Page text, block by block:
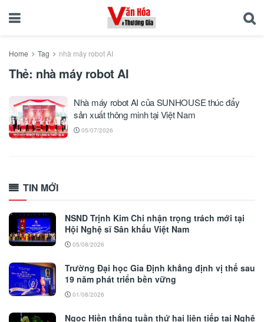
Home Tag nhà máy robot AI
Thẻ: nhà máy robot AI
Nhà máy robot AI của SUNHOUSE thúc đẩy
sản xuất thông minh tại Việt Nam
05/07/2026
TIN MỚI
NSND Trịnh Kim Chi nhận trọng trách mới tại
Hội Nghệ sĩ Sân khấu Việt Nam
05/08/2026
Trường Đại học Gia Định khẳng định vị thế sau
19 năm phát triển bền vững
01/08/2026
Ngọc Hiền thắng tuần thứ hai liên tiếp tại Nghệ